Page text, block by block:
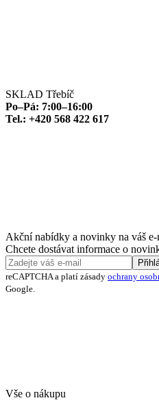
SKLAD Třebíč
Po–Pá: 7:00–16:00
Tel.: +420 568 422 617
Akční nabídky a novinky na váš e-
Chcete dostávat informace o
reCAPTCHA a platí zásady ochrany
Google.
Vše o nákupu